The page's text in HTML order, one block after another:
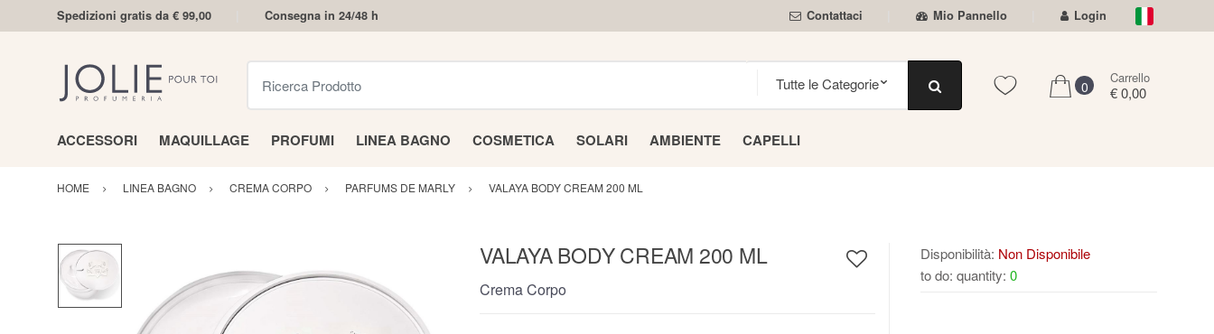
Spedizioni gratis da € 99,00 Consegna in 24/48 h Contattaci Mio Pannello Login
0
Carrello
€ 0,00
ACCESSORI MAQUILLAGE PROFUMI LINEA BAGNO COSMETICA SOLARI AMBIENTE CAPELLI
HOME LINEA BAGNO CREMA CORPO PARFUMS DE MARLY VALAYA BODY CREAM 200 ML
VALAYA BODY CREAM 200 ML
Crema Corpo
Disponibilità: Non Disponibile
to do: quantity: 0